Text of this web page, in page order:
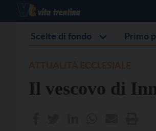
Scelte di fondo Primo
Il vescovo di